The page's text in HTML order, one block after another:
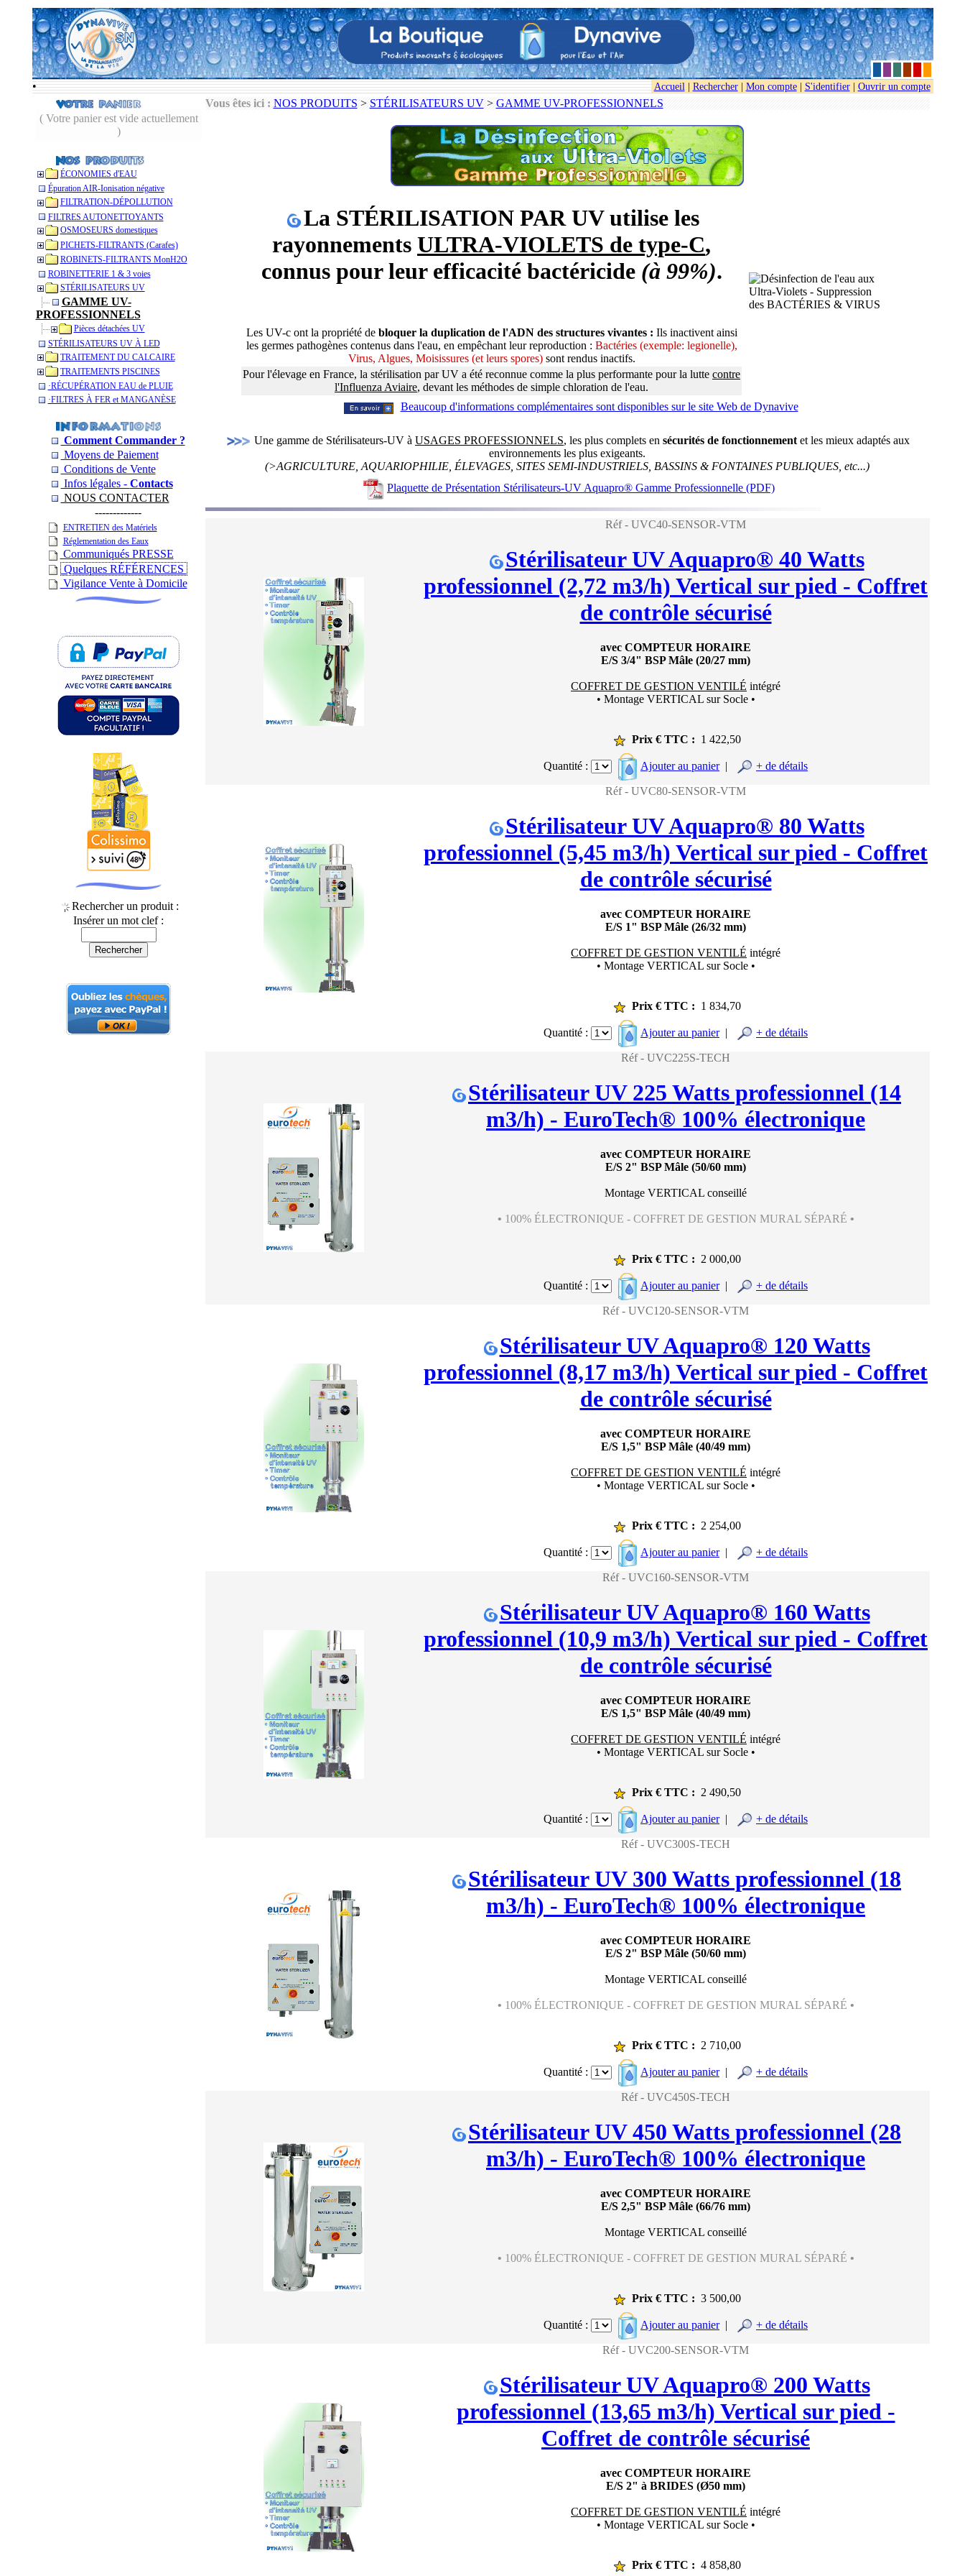
• Accueil| Rechercher| Mon compte| S'identifier| Ouvrir un compte
( Votre panier est vide actuellement
)
ÉCONOMIES d'EAU
Épuration AIR-Ionisation négative
FILTRATION-DÉPOLLUTION
FILTRES AUTONETTOYANTS
OSMOSEURS domestiques
PICHETS-FILTRANTS (Carafes)
ROBINETS-FILTRANTS MonH2O
ROBINETTERIE 1 & 3 voies
STÉRILISATEURS UV
GAMME UV-
PROFESSIONNELS
Pièces détachées UV
STÉRILISATEURS UV À LED
TRAITEMENT DU CALCAIRE
TRAITEMENTS PISCINES
­·RÉCUPÉRATION EAU de PLUIE
­·­FILTRES À FER et MANGANÈSE
Comment Commander ?
Moyens de Paiement
Conditions de Vente
Infos légales - Contacts
NOUS CONTACTER
-------------
ENTRETIEN des Matériels
Réglementation des Eaux
Communiqués PRESSE
Quelques RÉFÉRENCES
Vigilance Vente à Domicile
Rechercher un produit :
Insérer un mot clef :
Vous êtes ici : NOS PRODUITS > STÉRILISATEURS UV> GAMME UV-PROFESSIONNELS
La STÉRILISATION PAR UV utilise les
rayonnements ULTRA-VIOLETS de type-C,
connus pour leur efficacité bactéricide (à 99%).
Les UV-c ont la propriété de bloquer la duplication de l'ADN des structures vivantes : Ils inactivent ainsi
les germes pathogènes contenus dans l'eau, en empêchant leur reproduction : Bactéries (exemple: legionelle),
Virus, Algues, Moisissures (et leurs spores)sont rendus inactifs.
Pour l'élevage en France, la stérilisation par UV a été reconnue comme la plus performante pour la lutte contre
l'Influenza Aviaire, devant les méthodes de simple chloration de l'eau.
Beaucoup d'informations complémentaires sont disponibles sur le site Web de Dynavive
Une gamme de Stérilisateurs-UV à USAGES PROFESSIONNELS, les plus complets en sécurités de fonctionnement et les mieux adaptés aux
environnements les plus exigeants.
(>AGRICULTURE, AQUARIOPHILIE, ÉLEVAGES, SITES SEMI-INDUSTRIELS, BASSINS & FONTAINES PUBLIQUES, etc...)
Plaquette de Présentation Stérilisateurs-UV Aquapro® Gamme Professionnelle (PDF)
Réf - UVC40-SENSOR-VTM
Stérilisateur UV Aquapro® 40 Watts
professionnel (2,72 m3/h) Vertical sur pied - Coffret
de contrôle sécurisé
avec COMPTEUR HORAIRE
E/S 3/4" BSP Mâle (20/27 mm)
COFFRET DE GESTION VENTILÉ intégré
• Montage VERTICAL sur Socle •
Prix € TTC : 1 422,50
Quantité : Ajouter au panier | + de détails
Réf - UVC80-SENSOR-VTM
Stérilisateur UV Aquapro® 80 Watts
professionnel (5,45 m3/h) Vertical sur pied - Coffret
de contrôle sécurisé
avec COMPTEUR HORAIRE
E/S 1" BSP Mâle (26/32 mm)
COFFRET DE GESTION VENTILÉ intégré
• Montage VERTICAL sur Socle •
Prix € TTC : 1 834,70
Quantité : Ajouter au panier | + de détails
Réf - UVC225S-TECH
Stérilisateur UV 225 Watts professionnel (14
m3/h) - EuroTech® 100% électronique
avec COMPTEUR HORAIRE
E/S 2" BSP Mâle (50/60 mm)
Montage VERTICAL conseillé
• 100% ÉLECTRONIQUE - COFFRET DE GESTION MURAL SÉPARÉ •
Prix € TTC : 2 000,00
Quantité : Ajouter au panier | + de détails
Réf - UVC120-SENSOR-VTM
Stérilisateur UV Aquapro® 120 Watts
professionnel (8,17 m3/h) Vertical sur pied - Coffret
de contrôle sécurisé
avec COMPTEUR HORAIRE
E/S 1,5" BSP Mâle (40/49 mm)
COFFRET DE GESTION VENTILÉ intégré
• Montage VERTICAL sur Socle •
Prix € TTC : 2 254,00
Quantité : Ajouter au panier | + de détails
Réf - UVC160-SENSOR-VTM
Stérilisateur UV Aquapro® 160 Watts
professionnel (10,9 m3/h) Vertical sur pied - Coffret
de contrôle sécurisé
avec COMPTEUR HORAIRE
E/S 1,5" BSP Mâle (40/49 mm)
COFFRET DE GESTION VENTILÉ intégré
• Montage VERTICAL sur Socle •
Prix € TTC : 2 490,50
Quantité : Ajouter au panier | + de détails
Réf - UVC300S-TECH
Stérilisateur UV 300 Watts professionnel (18
m3/h) - EuroTech® 100% électronique
avec COMPTEUR HORAIRE
E/S 2" BSP Mâle (50/60 mm)
Montage VERTICAL conseillé
• 100% ÉLECTRONIQUE - COFFRET DE GESTION MURAL SÉPARÉ •
Prix € TTC : 2 710,00
Quantité : Ajouter au panier | + de détails
Réf - UVC450S-TECH
Stérilisateur UV 450 Watts professionnel (28
m3/h) - EuroTech® 100% électronique
avec COMPTEUR HORAIRE
E/S 2,5" BSP Mâle (66/76 mm)
Montage VERTICAL conseillé
• 100% ÉLECTRONIQUE - COFFRET DE GESTION MURAL SÉPARÉ •
Prix € TTC : 3 500,00
Quantité : Ajouter au panier | + de détails
Réf - UVC200-SENSOR-VTM
Stérilisateur UV Aquapro® 200 Watts
professionnel (13,65 m3/h) Vertical sur pied -
Coffret de contrôle sécurisé
avec COMPTEUR HORAIRE
E/S 2" à BRIDES (Ø50 mm)
COFFRET DE GESTION VENTILÉ intégré
• Montage VERTICAL sur Socle •
Prix € TTC : 4 858,80